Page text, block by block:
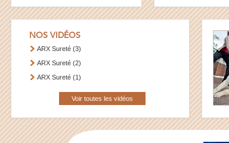
NOS VIDÉOS
ARX Sureté (3)
ARX Sureté (2)
ARX Sureté (1)
Voir toutes les vidéos